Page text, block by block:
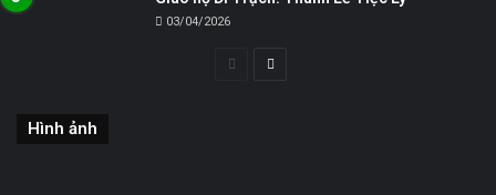
03/04/2026
Trang Trang
Hình ảnh